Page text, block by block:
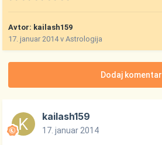
Avtor: kailash159
17. januar 2014vAstrologija
Dodaj komentar
kailash159
17. januar 2014